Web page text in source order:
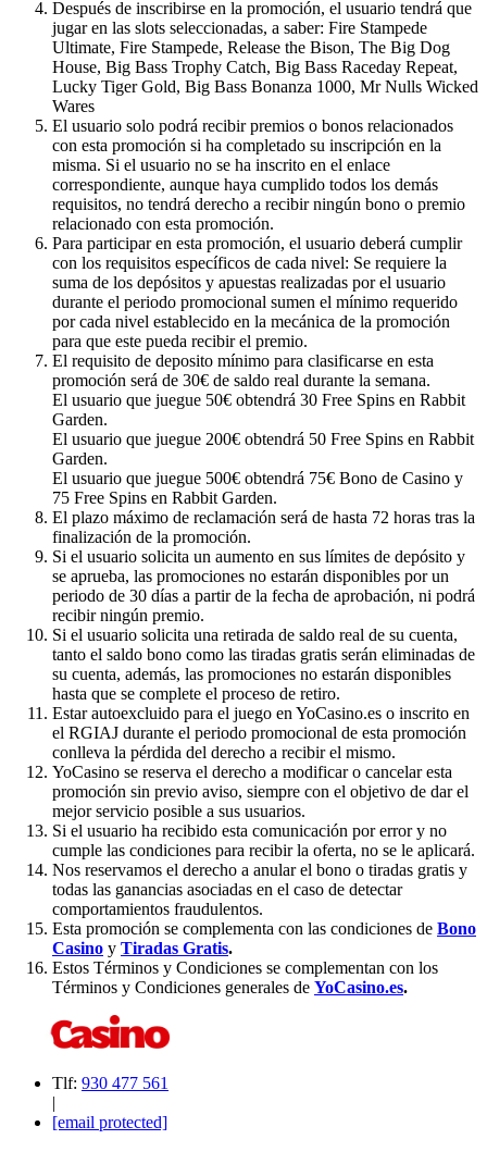
Después de inscribirse en la promoción, el usuario tendrá que
jugar en las slots seleccionadas, a saber: Fire Stampede
Ultimate, Fire Stampede, Release the Bison, The Big Dog
House, Big Bass Trophy Catch, Big Bass Raceday Repeat,
Lucky Tiger Gold, Big Bass Bonanza 1000, Mr Nulls Wicked
Wares
El usuario solo podrá recibir premios o bonos relacionados
con esta promoción si ha completado su inscripción en la
misma. Si el usuario no se ha inscrito en el enlace
correspondiente, aunque haya cumplido todos los demás
requisitos, no tendrá derecho a recibir ningún bono o premio
relacionado con esta promoción.
Para participar en esta promoción, el usuario deberá cumplir
con los requisitos específicos de cada nivel: Se requiere la
suma de los depósitos y apuestas realizadas por el usuario
durante el periodo promocional sumen el mínimo requerido
por cada nivel establecido en la mecánica de la promoción
para que este pueda recibir el premio.
El requisito de deposito mínimo para clasificarse en esta
promoción será de 30€ de saldo real durante la semana.
El usuario que juegue 50€ obtendrá 30 Free Spins en Rabbit
Garden.
El usuario que juegue 200€ obtendrá 50 Free Spins en Rabbit
Garden.
El usuario que juegue 500€ obtendrá 75€ Bono de Casino y
75 Free Spins en Rabbit Garden.
El plazo máximo de reclamación será de hasta 72 horas tras la
finalización de la promoción.
Si el usuario solicita un aumento en sus límites de depósito y
se aprueba, las promociones no estarán disponibles por un
periodo de 30 días a partir de la fecha de aprobación, ni podrá
recibir ningún premio.
Si el usuario solicita una retirada de saldo real de su cuenta,
tanto el saldo bono como las tiradas gratis serán eliminadas de
su cuenta, además, las promociones no estarán disponibles
hasta que se complete el proceso de retiro.
Estar autoexcluido para el juego en YoCasino.es o inscrito en
el RGIAJ durante el periodo promocional de esta promoción
conlleva la pérdida del derecho a recibir el mismo.
YoCasino se reserva el derecho a modificar o cancelar esta
promoción sin previo aviso, siempre con el objetivo de dar el
mejor servicio posible a sus usuarios.
Si el usuario ha recibido esta comunicación por error y no
cumple las condiciones para recibir la oferta, no se le aplicará.
Nos reservamos el derecho a anular el bono o tiradas gratis y
todas las ganancias asociadas en el caso de detectar
comportamientos fraudulentos.
Esta promoción se complementa con las condiciones de Bono
Casino y Tiradas Gratis.
Estos Términos y Condiciones se complementan con los
Términos y Condiciones generales de YoCasino.es.
Tlf: 930 477 561
|
[email protected]